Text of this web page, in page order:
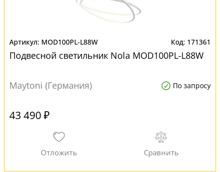
MOD100PL-L88W 171361
Подвесной светильник Nola MOD100PL-L88W
Maytoni (Германия) По запросу
43 490 ₽